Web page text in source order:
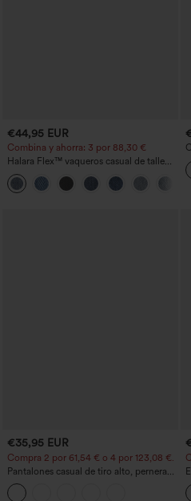
€44,95 EUR
Combina y ahorra: 3 por 88,30 €
Halara Flex™ vaqueros casual de talle
alto con bolsillos, estilo baggy de pierna
ancha, efecto lavado
€35,95 EUR
Compra 2 por 61,54 € o 4 por 123,08 €.
Pantalones casual de tiro alto, pernera
ancha y corte holgado, con bolsillos